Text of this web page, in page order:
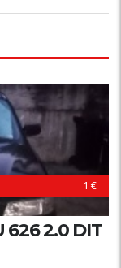
1 €
626 2.0 DIT